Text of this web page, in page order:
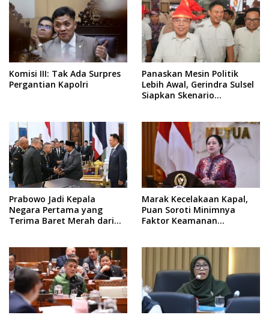
Komisi III: Tak Ada Surpres
Pergantian Kapolri
Panaskan Mesin Politik
Lebih Awal, Gerindra Sulsel
Siapkan Skenario
Prabowo Jadi Kepala
Negara Pertama yang
Terima Baret Merah dari
Marak Kecelakaan Kapal,
Puan Soroti Minimnya
Faktor Keamanan